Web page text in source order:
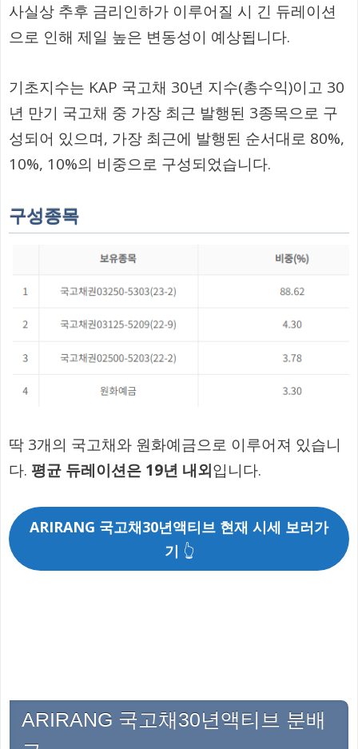
사실상 추후 금리인하가 이루어질 시 긴 듀레이션
으로 인해 제일 높은 변동성이 예상됩니다.
기초지수는 KAP 국고채 30년 지수(총수익)이고 30
년 만기 국고채 중 가장 최근 발행된 3종목으로 구
성되어 있으며, 가장 최근에 발행된 순서대로 80%,
10%, 10%의 비중으로 구성되었습니다.
구성종목
딱 3개의 국고채와 원화예금으로 이루어져 있습니
다. 평균 듀레이션은 19년 내외입니다.
ARIRANG 국고채30년액티브 현재 시세 보러가
기 👆
ARIRANG 국고채30년액티브 분배